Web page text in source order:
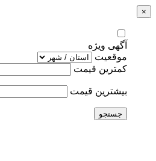
×
آگهی ویژه
موقعیت
کمترین قیمت
بیشترین قیمت
جستجو